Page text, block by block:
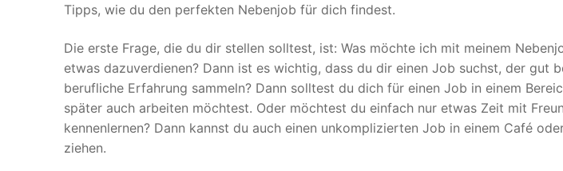
Tipps, wie du den perfekten Nebenjob für dich findest.
Die erste Frage, die du dir stellen solltest, ist: Was möchte ich mit meinem
etwas dazuverdienen? Dann ist es wichtig, dass du dir einen Job suchst, der gut
berufliche Erfahrung sammeln? Dann solltest du dich für einen Job in einem
später auch arbeiten möchtest. Oder möchtest du einfach nur etwas Zeit mit
kennenlernen? Dann kannst du auch einen unkomplizierten Job in einem Café
ziehen.